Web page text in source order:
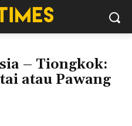
– Tiongkok:
atau Pawang